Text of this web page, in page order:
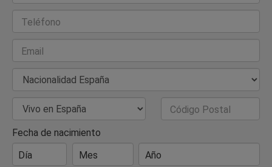
Teléfono
Email
Nacionalidad
País de Residencia
Código Postal
Fecha de nacimiento
Día
Mes Año